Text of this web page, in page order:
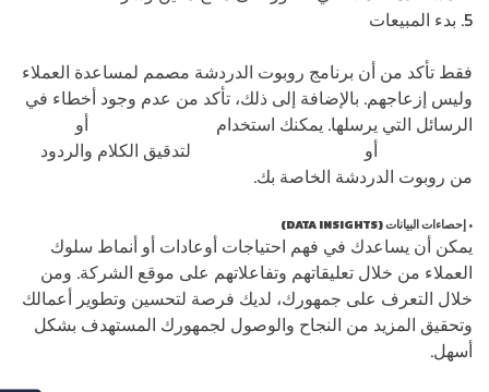
5. بدء المبيعات
فقط تأكد من أن برنامج روبوت الدردشة مصمم لمساعدة العملاء
وليس إزعاجهم. بالإضافة إلى ذلك، تأكد من عدم وجود أخطاء في
الرسائل التي يرسلها. يمكنك استخدام
أو
أو
لتدقيق الكلام والردود
من روبوت الدردشة الخاصة بك.
• إحصاءات البيانات (DATA INSIGHTS)
يمكن أن يساعدك في فهم احتياجات أوعادات أو أنماط سلوك
العملاء من خلال تعليقاتهم وتفاعلاتهم على موقع الشركة. ومن
خلال التعرف على جمهورك، لديك فرصة لتحسين وتطوير أعمالك
وتحقيق المزيد من النجاح والوصول لجمهورك المستهدف بشكل
أسهل.